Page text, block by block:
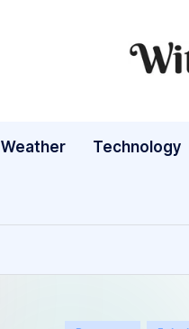
Weather Technology